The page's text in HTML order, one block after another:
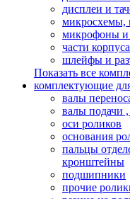
дисплеи и
микросхемы,
микрофоны и
части корпуса
шлейфы и
Показать все
комплектующие
валы
валы подачи
оси роликов
основания
пальцы
кронштейны
подшипники
прочие